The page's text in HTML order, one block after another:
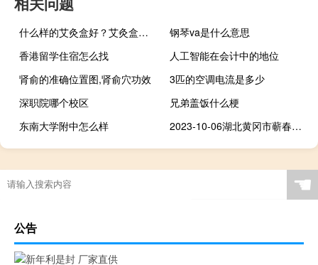
什么样的艾灸盒好？艾灸盒如何选？
钢琴va是什么意思
香港留学住宿怎么找
人工智能在会计中的地位
肾俞的准确位置图,肾俞穴功效
3匹的空调电流是多少
深职院哪个校区
兄弟盖饭什么梗
东南大学附中怎么样
2023-10-06湖北黄冈市蕲春县(松树菌)的报价是多少
☚
公告